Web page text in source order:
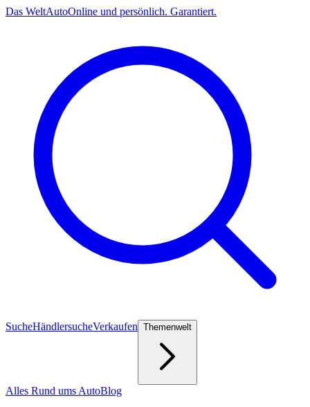
Das WeltAutoOnline und persönlich. Garantiert.
SucheHändlersucheVerkaufen Themenwelt
Alles Rund ums AutoBlog